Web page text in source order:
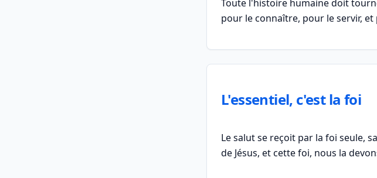
Toute l'histoire humaine doit
pour le connaître, pour le servir,
L'essentiel, c'est la foi
Le salut se reçoit par la foi seule,
de Jésus, et cette foi, nous la